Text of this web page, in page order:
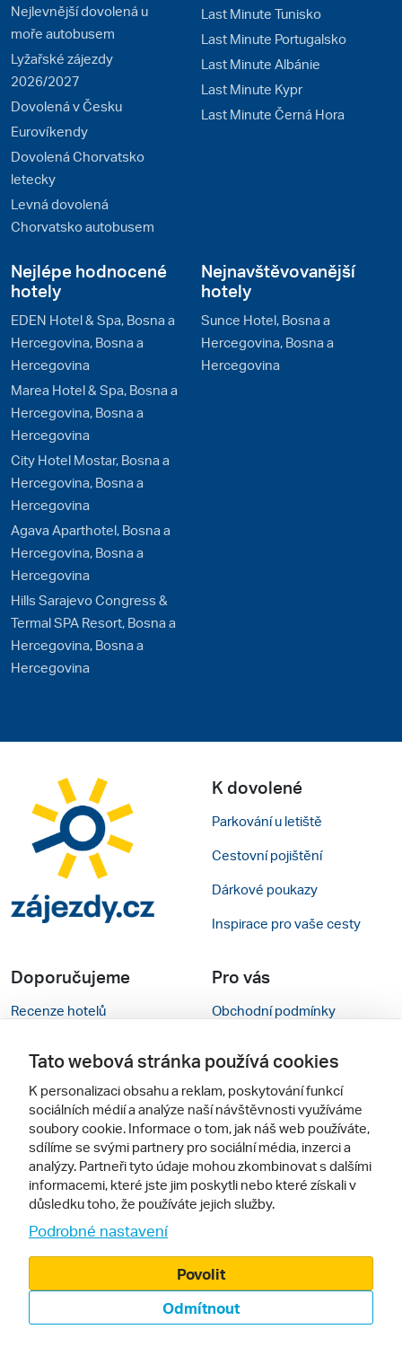
Nejlevnější dovolená u
moře autobusem
Lyžařské zájezdy
2026/2027
Dovolená v Česku
Eurovíkendy
Dovolená Chorvatsko
letecky
Levná dovolená
Chorvatsko autobusem
Last Minute Tunisko
Last Minute Portugalsko
Last Minute Albánie
Last Minute Kypr
Last Minute Černá Hora
Nejlépe hodnocené
hotely
EDEN Hotel & Spa, Bosna a
Hercegovina, Bosna a
Hercegovina
Marea Hotel & Spa, Bosna a
Hercegovina, Bosna a
Hercegovina
City Hotel Mostar, Bosna a
Hercegovina, Bosna a
Hercegovina
Agava Aparthotel, Bosna a
Hercegovina, Bosna a
Hercegovina
Hills Sarajevo Congress &
Termal SPA Resort, Bosna a
Hercegovina, Bosna a
Hercegovina
Nejnavštěvovanější
hotely
Sunce Hotel, Bosna a
Hercegovina, Bosna a
Hercegovina
K dovolené
Parkování u letiště
Cestovní pojištění
Dárkové poukazy
Inspirace pro vaše cesty
Doporučujeme
Recenze hotelů
Zájazdy.sk
Pro vás
Obchodní podmínky
Mobilní verze webu
Sledujte nás
© 2000 - 2026, Zájezdy.cz
Tato webová stránka používá cookies
K personalizaci obsahu a reklam, poskytování funkcí
sociálních médií a analýze naší návštěvnosti využíváme
soubory cookie. Informace o tom, jak náš web používáte,
sdílíme se svými partnery pro sociální média, inzerci a
analýzy. Partneři tyto údaje mohou zkombinovat s dalšími
informacemi, které jste jim poskytli nebo které získali v
důsledku toho, že používáte jejich služby.
Podrobné nastavení
Odmítnout
Povolit